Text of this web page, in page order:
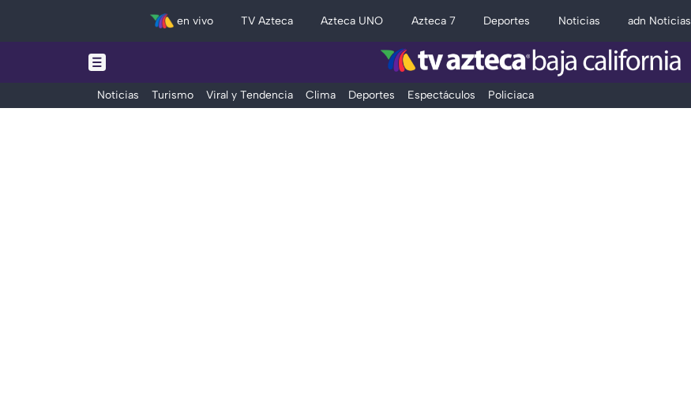
en vivo TV Azteca Azteca UNO Azteca 7 Deportes Noticias adn Noticias
Noticias Turismo Viral y Tendencia Clima Deportes Espectáculos Policiaca